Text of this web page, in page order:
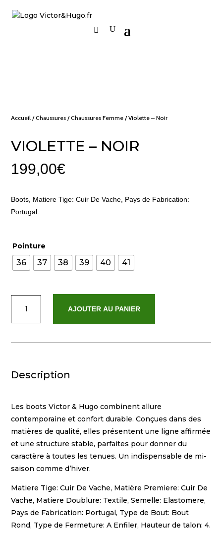
Accueil /Chaussures /Chaussures Femme / Violette – Noir
VIOLETTE – NOIR
199,00€
Boots, Matiere Tige: Cuir De Vache, Pays de Fabrication:
Portugal.
Pointure
36 37 38 39 40 41
Violette
Noir
AJOUTER AU PANIER
Description
Les boots Victor & Hugo combinent allure
contemporaine et confort durable. Conçues dans des
matières de qualité, elles présentent une ligne affirmée
et une structure stable, parfaites pour donner du
caractère à toutes les tenues. Un indispensable de mi-
saison comme d’hiver.
Matiere Tige: Cuir De Vache, Matière Premiere: Cuir De
Vache, Matiere Doublure: Textile, Semelle: Elastomere,
Pays de Fabrication: Portugal, Type de Bout: Bout
Rond, Type de Fermeture: A Enfiler, Hauteur de talon: 4.